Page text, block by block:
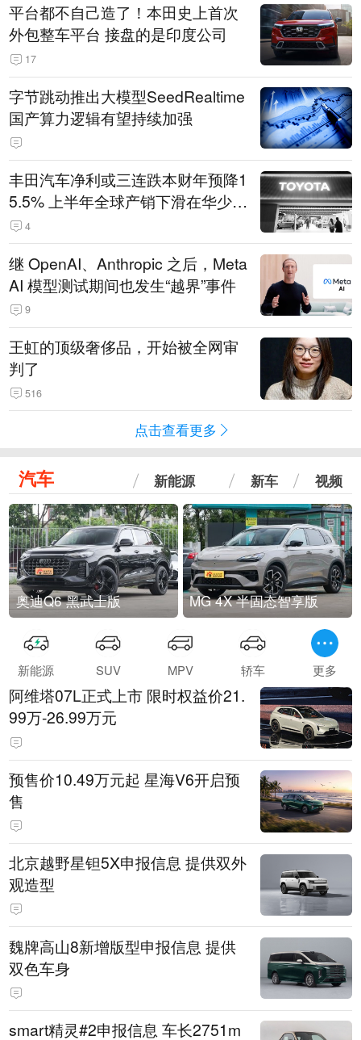
平台都不自己造了！本田史上首次
外包整车平台 接盘的是印度公司
17
字节跳动推出大模型SeedRealtime
国产算力逻辑有望持续加强
丰田汽车净利或三连跌本财年预降1
5.5% 上半年全球产销下滑在华少卖
14.3万辆
4
继 OpenAI、Anthropic 之后，Meta
AI 模型测试期间也发生“越界”事件
9
王虹的顶级奢侈品，开始被全网审
判了
516
点击查看更多
汽车 新能源 新车 视频
奥迪Q6 黑武士版 MG 4X 半固态智享版
新能源 SUV MPV 轿车 更多
阿维塔07L正式上市 限时权益价21.
99万-26.99万元
预售价10.49万元起 星海V6开启预
售
北京越野星钽5X申报信息 提供双外
观造型
魏牌高山8新增版型申报信息 提供
双色车身
smart精灵#2申报信息 车长2751m